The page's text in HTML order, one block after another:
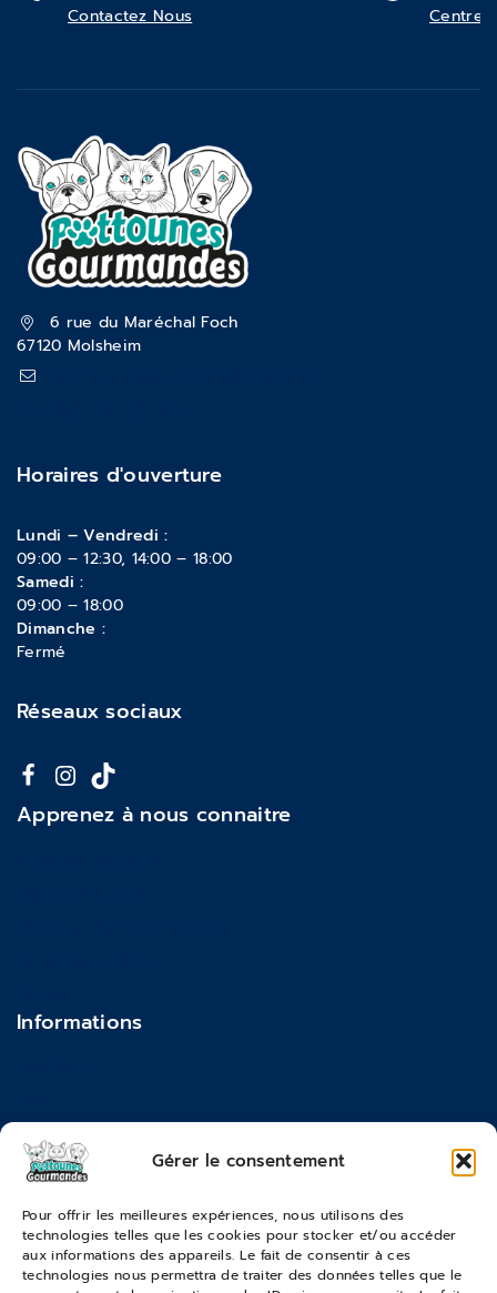
Gérer le consentement
Pour offrir les meilleures expériences, nous utilisons des
technologies telles que les cookies pour stocker et/ou accéder
aux informations des appareils. Le fait de consentir à ces
technologies nous permettra de traiter des données telles que le
Contactez Nous Centre
6 rue du Maréchal Foch
67120 Molsheim
Horaires d'ouverture
Lundi – Vendredi :
09:00 – 12:30, 14:00 – 18:00
Samedi :
09:00 – 18:00
Dimanche :
Fermé
Réseaux sociaux
Apprenez à nous connaitre
Informations
Moyens de paiements
Conditions générales de vente
Suivi de commande